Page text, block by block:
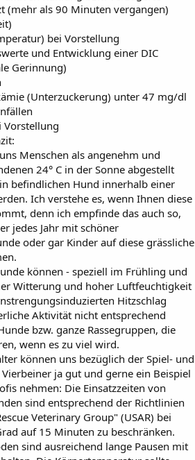
(mehr als 90 Minuten vergangen)
bei Vorstellung
und Entwicklung einer DIC
Gerinnung)
(Unterzuckerung) unter 47 mg/dl
Vorstellung
Menschen als angenehm und
24° C in der Sonne abgestellt
befindlichen Hund innerhalb einer
Ich verstehe es, wenn Ihnen diese
denn ich empfinde das auch so,
jedes Jahr mit schöner
oder gar Kinder auf diese grässliche
können - speziell im Frühling und
Witterung und hoher Luftfeuchtigkeit
Hitzschlag
Aktivität nicht entsprechend
bzw. ganze Rassegruppen, die
wenn es zu viel wird.
können uns bezüglich der Spiel- und
ja gut und gerne ein Beispiel
nehmen: Die Einsatzzeiten von
sind entsprechend der Richtlinien
Veterinary Group" (USAR) bei
auf 15 Minuten zu beschränken.
sind ausreichend lange Pausen mit